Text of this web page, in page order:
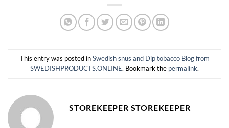
This entry was posted inSwedish snus and Dip tobacco Blog from
SWEDISHPRODUCTS.ONLINE. Bookmark the permalink.
STOREKEEPER STOREKEEPER